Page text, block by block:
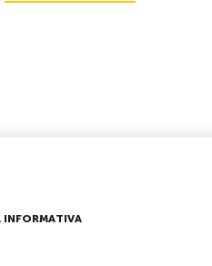
INFORMATIVA